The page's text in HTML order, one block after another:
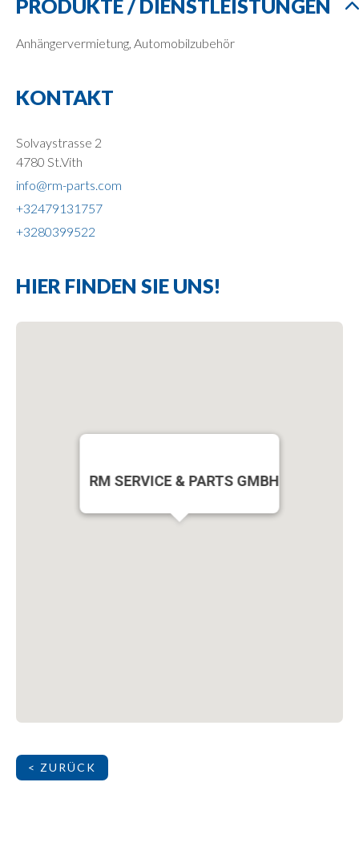
PRODUKTE / DIENSTLEISTUNGEN
Anhängervermietung, Automobilzubehör
KONTAKT
Solvaystrasse 2
4780 St.Vith
info@rm-parts.com
+32479131757
+3280399522
HIER FINDEN SIE UNS!
RM SERVICE & PARTS GMBH
< ZURÜCK